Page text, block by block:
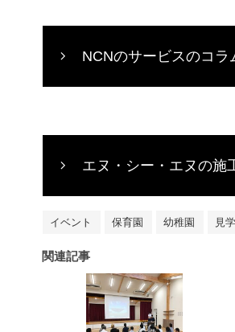
NCNのサービスのコラ
エヌ・シー・エヌの施
イベント 保育園 幼稚園 見
関連記事